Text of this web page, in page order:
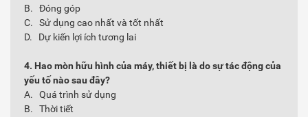
B. Đóng góp
C. Sử dụng cao nhất và tốt nhất
D. Dự kiến lợi ích tương lai
4. Hao mòn hữu hình của máy, thiết bị là do sự tác động của
yếu tố nào sau đây?
A. Quá trình sử dụng
B. Thời tiết